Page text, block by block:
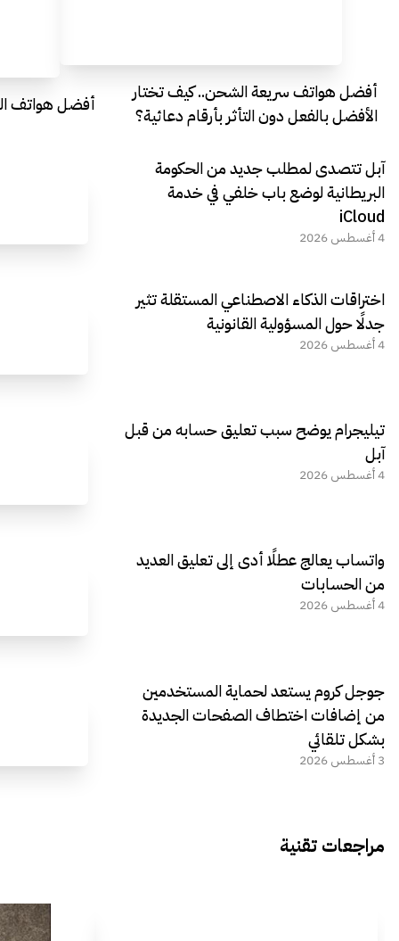
أفضل هواتف سريعة الشحن.. كيف تختار
الأفضل بالفعل دون التأثر بأرقام دعائية؟
أفضل هواتف
آبل تتصدى لمطلب جديد من الحكومة
البريطانية لوضع باب خلفي في خدمة
iCloud
4 أغسطس 2026
اختراقات الذكاء الاصطناعي المستقلة تثير
جدلًا حول المسؤولية القانونية
4 أغسطس 2026
تيليجرام يوضح سبب تعليق حسابه من قبل
آبل
4 أغسطس 2026
واتساب يعالج عطلًا أدى إلى تعليق العديد
من الحسابات
4 أغسطس 2026
جوجل كروم يستعد لحماية المستخدمين
من إضافات اختطاف الصفحات الجديدة
بشكل تلقائي
3 أغسطس 2026
مراجعات تقنية